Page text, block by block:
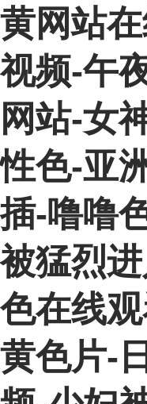
黄网站
视频-午
网站-女
性色-亚
插-噜噜
被猛烈
色在线
黄色片-